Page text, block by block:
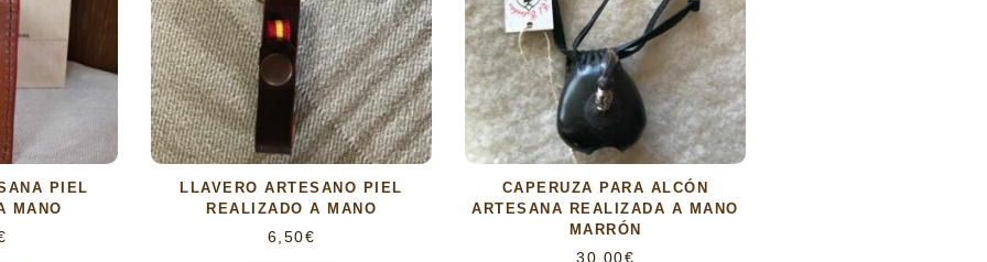
PIEL
MANO
LLAVERO ARTESANO PIEL
REALIZADO A MANO
6,50€
CAPERUZA PARA ALCÓN
ARTESANA REALIZADA A MANO
MARRÓN
30,00€